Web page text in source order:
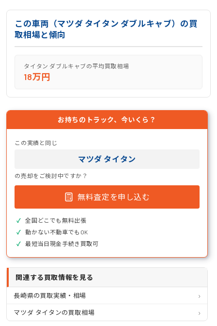
この車両（マツダ タイタン ダブルキャブ）の買
取相場と傾向
タイタン ダブルキャブの平均買取相場
18万円
お持ちのトラック、今いくら？
この実績と同じ
マツダ タイタン
の売却をご検討中ですか？
無料査定を申し込む
全国どこでも無料出張
動かない不動車でもOK
最短当日現金手続き買取可
関連する買取情報を見る
長崎県の買取実績・相場
マツダ タイタンの買取相場